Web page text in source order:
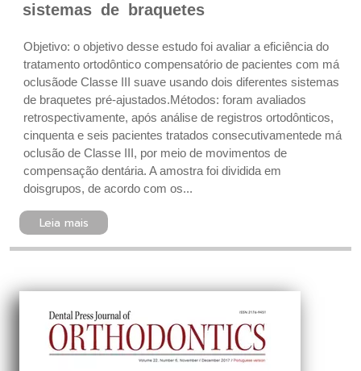
sistemas de braquetes
Objetivo: o objetivo desse estudo foi avaliar a eficiência do
tratamento ortodôntico compensatório de pacientes com má
oclusãode Classe III suave usando dois diferentes sistemas
de braquetes pré-ajustados.Métodos: foram avaliados
retrospectivamente, após análise de registros ortodônticos,
cinquenta e seis pacientes tratados consecutivamentede má
oclusão de Classe III, por meio de movimentos de
compensação dentária. A amostra foi dividida em
doisgrupos, de acordo com os...
Leia mais